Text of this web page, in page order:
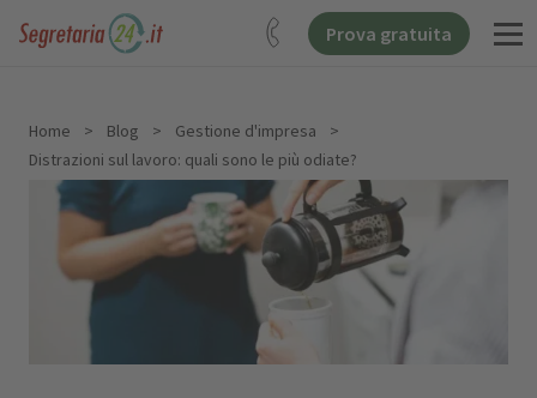
Prova gratuita
Home > Blog > Gestione d'impresa
>
Distrazioni sul lavoro: quali sono le più odiate?